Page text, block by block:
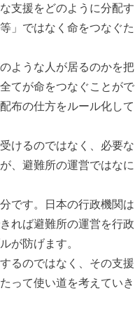
支援をどのように分配す
」ではなく命をつなぐた
ような人が居るのかを把
てが命をつなぐことがで
布の仕方をルール化して
けるのではなく、必要な
、避難所の運営ではなに
です。日本の行政機関は
れば避難所の運営を行政
が防げます。
るのではなく、その支援
って使い道を考えていき